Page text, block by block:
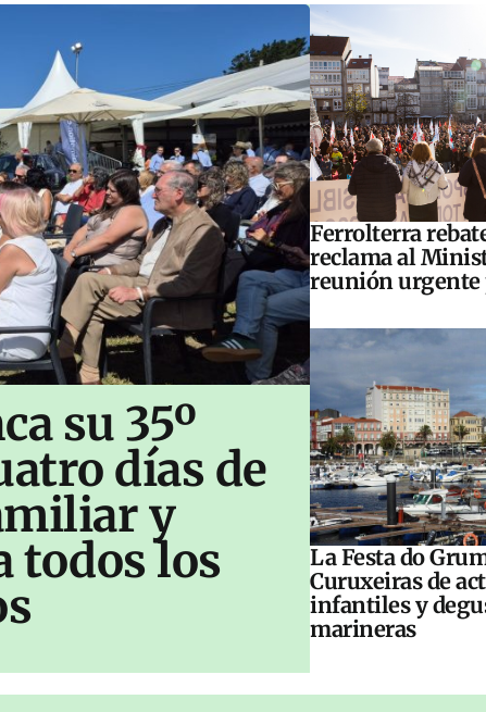
su 35º
días de
y
todos los
Ferrolterra
reclama al
reunión urgente
La Festa do
Curuxeiras de
infantiles y
marineras